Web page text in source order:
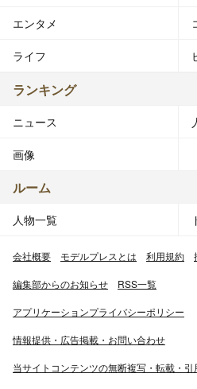
エンタメ
ライフ
ランキング
ニュース
画像
ルーム
人物一覧
会社概要 モデルプレスとは 利用規約
編集部からのお知らせ RSS一覧
アプリケーションプライバシーポリシー
情報提供・広告掲載・お問い合わせ
当サイトコンテンツの無断複写・転載・